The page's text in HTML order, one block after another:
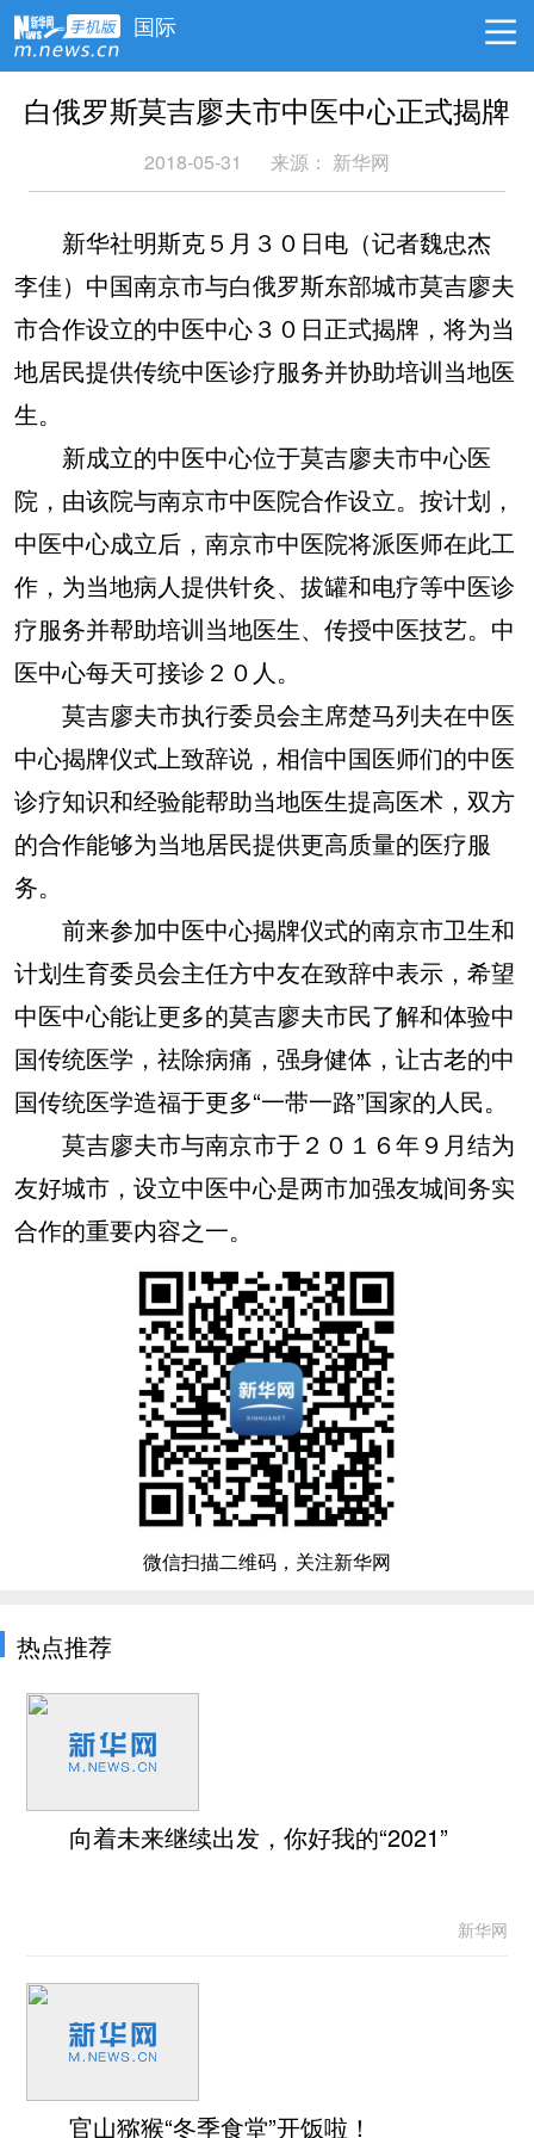
国际
白俄罗斯莫吉廖夫市中医中心正式揭牌
2018-05-31 来源： 新华网
新华社明斯克５月３０日电（记者魏忠杰
李佳）中国南京市与白俄罗斯东部城市莫吉廖夫
市合作设立的中医中心３０日正式揭牌，将为当
地居民提供传统中医诊疗服务并协助培训当地医
生。
新成立的中医中心位于莫吉廖夫市中心医
院，由该院与南京市中医院合作设立。按计划，
中医中心成立后，南京市中医院将派医师在此工
作，为当地病人提供针灸、拔罐和电疗等中医诊
疗服务并帮助培训当地医生、传授中医技艺。中
医中心每天可接诊２０人。
莫吉廖夫市执行委员会主席楚马列夫在中医
中心揭牌仪式上致辞说，相信中国医师们的中医
诊疗知识和经验能帮助当地医生提高医术，双方
的合作能够为当地居民提供更高质量的医疗服
务。
前来参加中医中心揭牌仪式的南京市卫生和
计划生育委员会主任方中友在致辞中表示，希望
中医中心能让更多的莫吉廖夫市民了解和体验中
国传统医学，祛除病痛，强身健体，让古老的中
国传统医学造福于更多“一带一路”国家的人民。
莫吉廖夫市与南京市于２０１６年９月结为
友好城市，设立中医中心是两市加强友城间务实
合作的重要内容之一。
微信扫描二维码，关注新华网
热点推荐
向着未来继续出发，你好我的“2021”
新华网
官山猕猴“冬季食堂”开饭啦！